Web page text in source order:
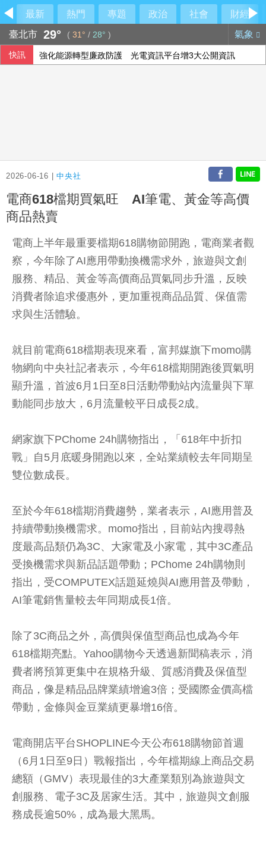
最新 熱門 專題 政治 社會
財經
臺北市 29° ( 31° / 28° ) 氣象
快訊 強化能源轉型廉政防護 光電資訊平台增3大公開資訊
2026-06-16 |中央社
電商618檔期買氣旺 AI筆電、黃金等高價
商品熱賣
電商上半年最重要檔期618購物節開跑，電商業者觀
察，今年除了AI應用帶動換機需求外，旅遊與文創
服務、精品、黃金等高價商品買氣同步升溫，反映
消費者除追求優惠外，更加重視商品品質、保值需
求與生活體驗。
就目前電商618檔期表現來看，富邦媒旗下momo購
物網向中央社記者表示，今年618檔期開跑後買氣明
顯升溫，首波6月1日至8日活動帶動站內流量與下單
動能同步放大，6月流量較平日成長2成。
網家旗下PChome 24h購物指出，「618年中折扣
戰」自5月底暖身開跑以來，全站業績較去年同期呈
雙位數成長。
至於今年618檔期消費趨勢，業者表示，AI應用普及
持續帶動換機需求。momo指出，目前站內搜尋熱
度最高品類仍為3C、大家電及小家電，其中3C產品
受換機需求與新品話題帶動；PChome 24h購物則
指出，受COMPUTEX話題延燒與AI應用普及帶動，
AI筆電銷售量較去年同期成長1倍。
除了3C商品之外，高價與保值型商品也成為今年
618檔期亮點。Yahoo購物今天透過新聞稿表示，消
費者將預算更集中在規格升級、質感消費及保值型
商品，像是精品品牌業績增逾3倍；受國際金價高檔
帶動，金條與金豆業績更暴增16倍。
電商開店平台SHOPLINE今天公布618購物節首週
（6月1日至9日）戰報指出，今年檔期線上商品交易
總額（GMV）表現最佳的3大產業類別為旅遊與文
創服務、電子3C及居家生活。其中，旅遊與文創服
務成長逾50%，成為最大黑馬。